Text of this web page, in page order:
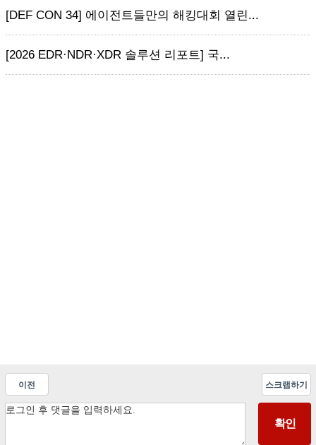
[DEF CON 34] 에이전트들만의 해킹대회 열린...
[2026 EDR·NDR·XDR 솔루션 리포트] 국...
이전 스크랩하기